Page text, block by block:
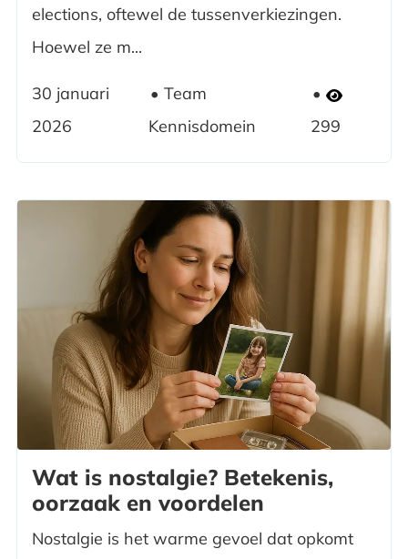
elections, oftewel de tussenverkiezingen.
Hoewel ze m...
30 januari
2026
Team
Kennisdomein
299
Wat is nostalgie? Betekenis,
oorzaak en voordelen
Nostalgie is het warme gevoel dat opkomt